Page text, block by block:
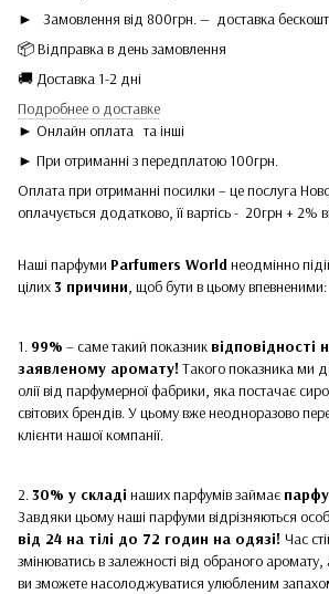
► Замовлення від 800грн. — доставка
📦 Відправка в день замовлення
🚚 Доставка 1-2 дні
Подробнее о доставке
► Онлайн оплата та інші
► При отриманні з передплатою 100грн.
Оплата при отриманні посилки – це послуга
оплачується додатково, її вартісь - 20грн + 2%
Наші парфуми Parfumers World неодмінно
цілих3 причини , щоб бути в цьому впевненими:
1. 99% – саме такий показник відповідності
заявленому аромату! Такого показника ми
олії від парфумерної фабрики, яка постачає
світових брендів. У цьому вже неодноразово
клієнти нашої компанії.
2. 30% у складі наших парфумів займає
Завдяки цьому наші парфуми відрізняються
від 24 на тілі до 72 годин на одязі! Час
змінюватись в залежності від обраного
ви зможете насолоджуватися улюбленим